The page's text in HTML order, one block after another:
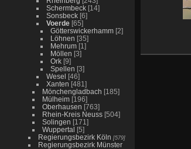
Schermbeck [14]
Sonsbeck [6]
Voerde [65]
Götterswickerhamm [2]
Löhnen [35]
Mehrum [1]
Möllen [3]
Ork [9]
Spellen [3]
Wesel [46]
Xanten [481]
Mönchengladbach [185]
Mülheim [196]
Oberhausen [763]
Rhein-Kreis Neuss [504]
Solingen [171]
Wuppertal [5]
Regierungsbezirk Köln [579]
Regierungsbezirk Münster